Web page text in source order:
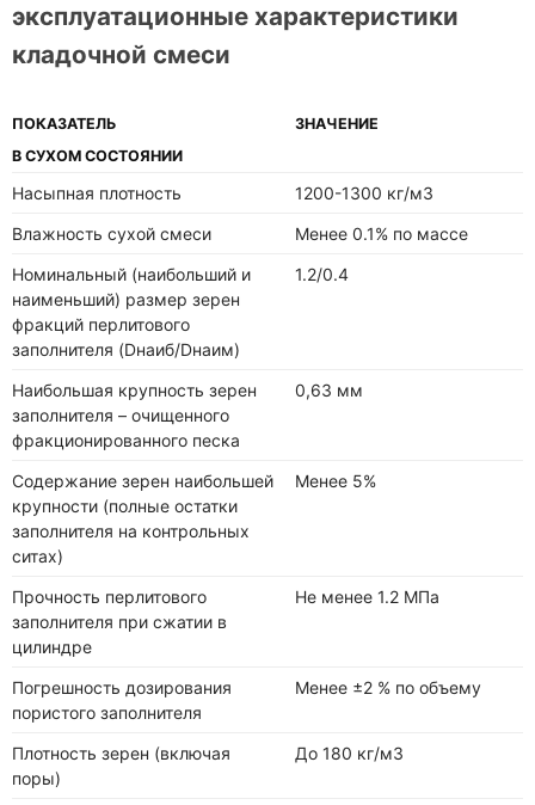
эксплуатационные характеристики
кладочной смеси
ПОКАЗАТЕЛЬ
ЗНАЧЕНИЕ
В СУХОМ СОСТОЯНИИ
Насыпная плотность
1200-1300 кг/м3
Влажность сухой смеси
Менее 0.1% по массе
Номинальный (наибольший и
наименьший) размер зерен
фракций перлитового
заполнителя (Dнаиб/Dнаим)
1.2/0.4
Наибольшая крупность зерен
заполнителя – очищенного
фракционированного песка
0,63 мм
Содержание зерен наибольшей
крупности (полные остатки
заполнителя на контрольных
ситах)
Менее 5%
Прочность перлитового
заполнителя при сжатии в
цилиндре
Не менее 1.2 МПа
Погрешность дозирования
пористого заполнителя
Менее ±2 % по объему
Плотность зерен (включая
поры)
До 180 кг/м3